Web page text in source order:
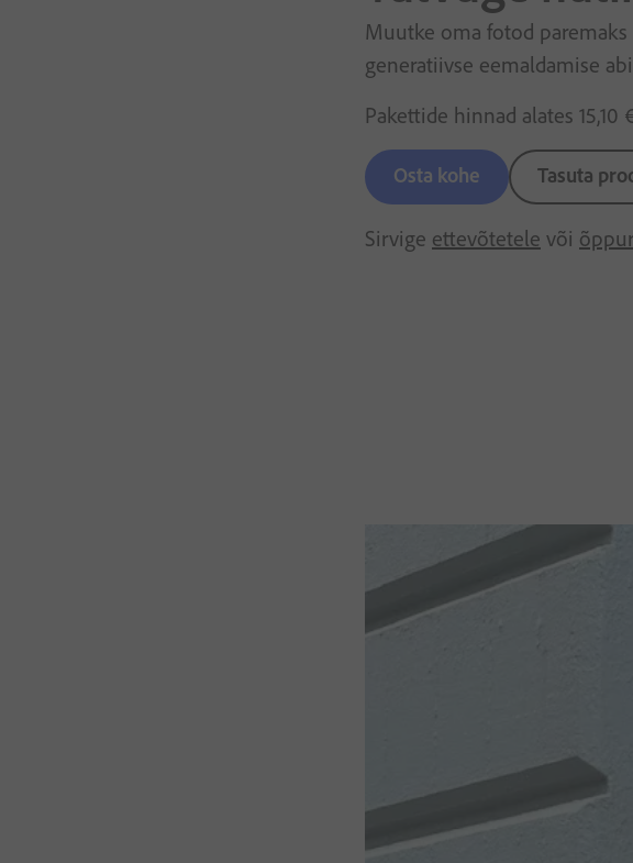
Muutke oma fotod
generatiivse eemaldamise
Pakettide hinnad alates 15,10
Osta kohe Tasuta
Sirvige ettevõtetele või